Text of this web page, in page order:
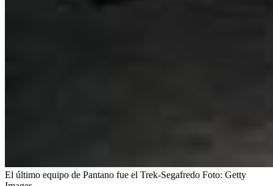
El último equipo de Pantano fue el Trek-Segafredo Foto: Getty